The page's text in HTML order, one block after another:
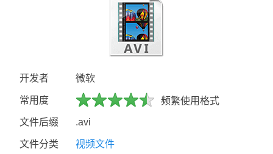
开发者 微软
常用度 频繁使用格式
文件后缀 .avi
文件分类 视频文件